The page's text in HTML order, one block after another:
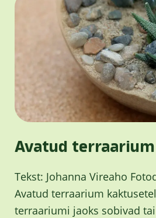
Avatud
Tekst: Johanna Vireaho
Avatud terraarium
terraariumi jaoks sobivad